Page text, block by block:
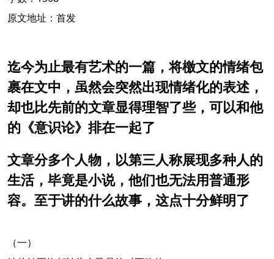
原文地址：首发
迄今为止最有艺术的一篇，将檄文的情绪包
裹在文中，虽然会突然出现情绪化的表述，
却也比先前的文章显得理智了些，可以和他
的《意识论》排在一起了
文章分多个人物，以第三人称展现多种人的
生活，毕竟是小说，他们也无法用普通形
容。至于讲的什么故事，这点十分鲜明了
（一）